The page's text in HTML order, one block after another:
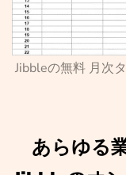
Jibbleの無料 月次
あらゆる